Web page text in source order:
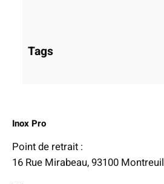
Tags
Inox Pro
Point de retrait :
16 Rue Mirabeau, 93100 Montreuil